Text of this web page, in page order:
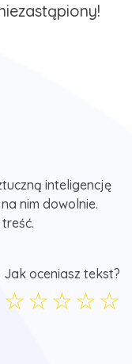
inteligencję
nim dowolnie.
Jak oceniasz tekst?
☆
☆
☆
☆
☆